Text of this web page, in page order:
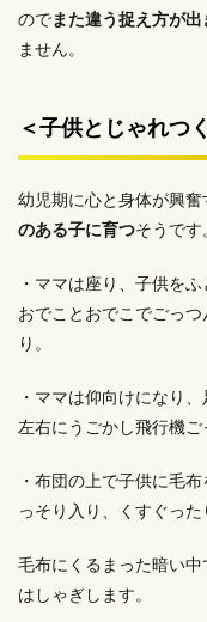
のでまた違う捉え方が
ません。
＜子供とじゃれつ
幼児期に心と身体が興
のある子に育つそうです
・ママは座り、子供を
おでことおでこでごっ
り。
・ママは仰向けになり
左右にうごかし飛行機ご
・布団の上で子供に毛
っそり入り、くすぐった
毛布にくるまった暗い
はしゃぎします。